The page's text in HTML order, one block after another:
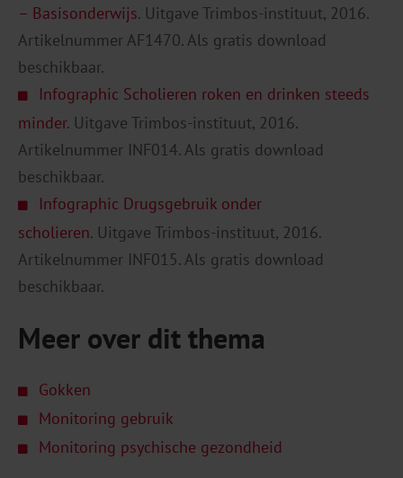
– Basisonderwijs. Uitgave Trimbos-instituut, 2016.
Artikelnummer AF1470. Als gratis download
beschikbaar.
Infographic Scholieren roken en drinken steeds
minder. Uitgave Trimbos-instituut, 2016.
Artikelnummer INF014. Als gratis download
beschikbaar.
Infographic Drugsgebruik onder
scholieren. Uitgave Trimbos-instituut, 2016.
Artikelnummer INF015. Als gratis download
beschikbaar.
Meer over dit thema
Gokken
Monitoring gebruik
Monitoring psychische gezondheid